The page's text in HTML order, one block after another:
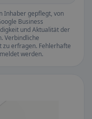
Inhaber gepflegt, von
Business
und Aktualität der
Verbindliche
erfragen. Fehlerhafte
werden.